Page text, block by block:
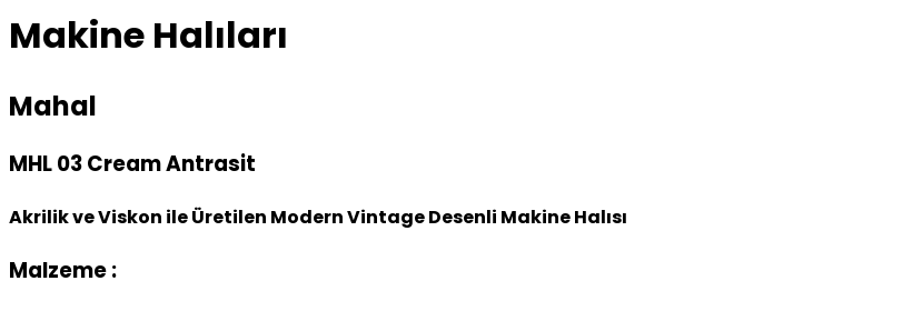
Makine Halıları
Mahal
MHL 03 Cream Antrasit
Akrilik ve Viskon ile Üretilen Modern Vintage Desenli Makine Halısı
Malzeme :